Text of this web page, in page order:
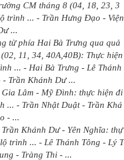
CM tháng 8 (04, 18, 23, 3
trình ... - Trần Hưng Đạo - Viện
...
từ phía Hai Bà Trưng qua quả
11, 34, 40A,40B): Thực hiện
... - Hai Bà Trưng - Lê Thánh
Trần Khánh Dư ...
Lâm - Mỹ Đình: thực hiện đi
... - Trần Nhật Duật - Trần Khá
- ...
Khánh Dư - Yên Nghĩa: thự
trình ... - Lê Thánh Tông - Lý T
- Tràng Thi - ...